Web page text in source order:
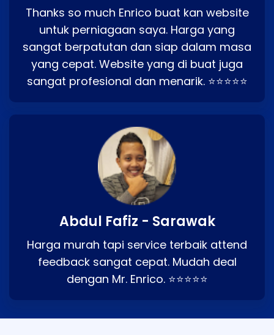
Thanks so much Enrico buat kan website
untuk perniagaan saya. Harga yang
sangat berpatutan dan siap dalam masa
yang cepat. Website yang di buat juga
sangat profesional dan menarik. ⭐⭐⭐⭐⭐
Abdul Fafiz - Sarawak
Harga murah tapi service terbaik attend
feedback sangat cepat. Mudah deal
dengan Mr. Enrico. ⭐⭐⭐⭐⭐